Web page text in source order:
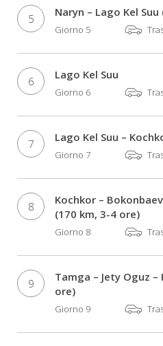
5 Naryn – Lago Kel
Giorno 5
6 Lago Kel Suu
Giorno 6
7 Lago Kel Suu –
Giorno 7
8
Kochkor –
(170 km, 3-4 ore)
Giorno 8
9
Tamga – Jety Oguz –
ore)
Giorno 9